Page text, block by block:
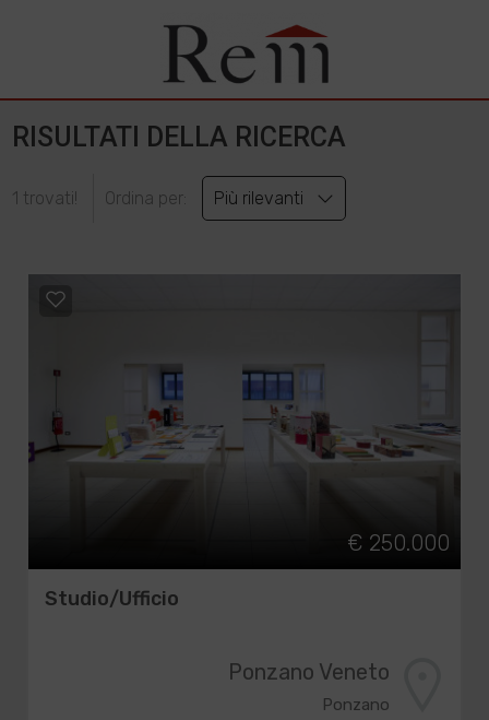
RISULTATI DELLA RICERCA
1 trovati! Ordina per: Più rilevanti
€ 250.000
Studio/Ufficio
Ponzano Veneto
Ponzano